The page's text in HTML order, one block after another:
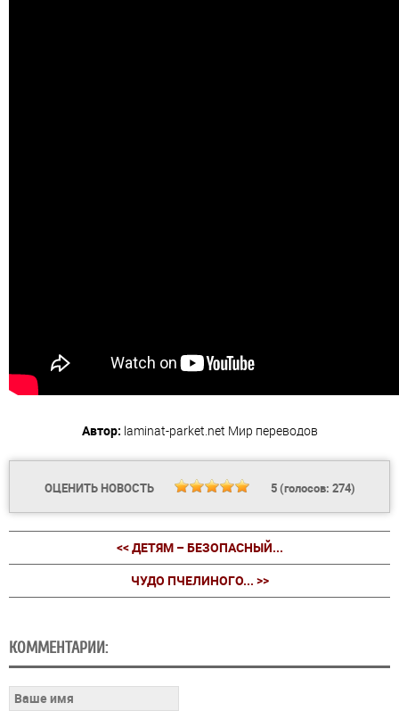
Автор: laminat-parket.net Мир переводов
ОЦЕНИТЬ НОВОСТЬ 5(голосов: 274)
<< ДЕТЯМ – БЕЗОПАСНЫЙ...
ЧУДО ПЧЕЛИНОГО... >>
КОММЕНТАРИИ: